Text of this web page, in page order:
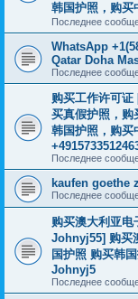
韩国护照，购买
Последнее
WhatsApp
Qatar Doha
Последнее
购买工作许可
买真假护照，购
韩国护照，购
Последнее
kaufen goethe
Последнее
购买澳大利亚电
Johnyj55] 购买
国护照 购买韩
Johnyj5
Последнее